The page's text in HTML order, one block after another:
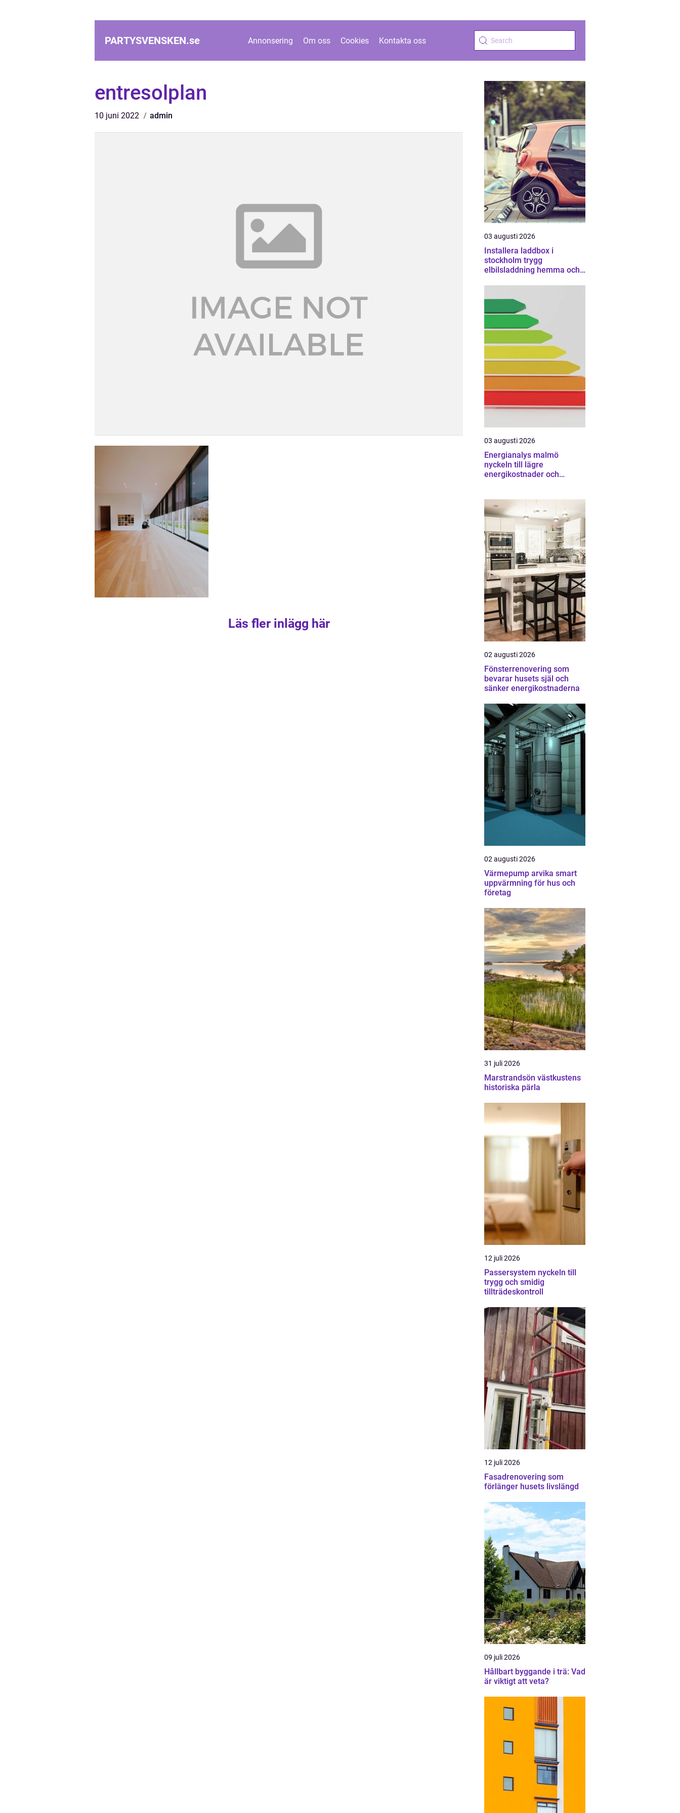
PARTYSVENSKEN.se Annonsering Om oss Cookies Kontakta oss
entresolplan
10 juni 2022 admin
Läs fler inlägg här
03 augusti 2026
Installera laddbox i
stockholm trygg
elbilsladdning hemma och
03 augusti 2026
Energianalys malmö
nyckeln till lägre
energikostnader och
02 augusti 2026
Fönsterrenovering som
bevarar husets själ och
sänker energikostnaderna
02 augusti 2026
Värmepump arvika smart
uppvärmning för hus och
företag
31 juli 2026
Marstrandsön västkustens
historiska pärla
12 juli 2026
Passersystem nyckeln till
trygg och smidig
tillträdeskontroll
12 juli 2026
Fasadrenovering som
förlänger husets livslängd
09 juli 2026
Hållbart byggande i trä: Vad
är viktigt att veta?